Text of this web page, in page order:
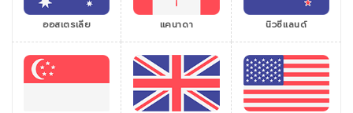
ออสเตรเลีย แคนาดา นิวซีแลนด์